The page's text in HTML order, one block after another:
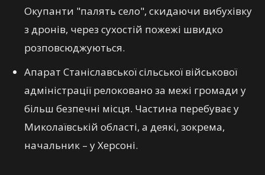
Окупанти "палять село", скидаючи вибухівку
з дронів, через сухостій пожежі швидко
розповсюджуються.
Апарат Станіславської сільської військової
адміністрації релоковано за межі громади у
більш безпечні місця. Частина перебуває у
Миколаївській області, а деякі, зокрема,
начальник – у Херсоні.